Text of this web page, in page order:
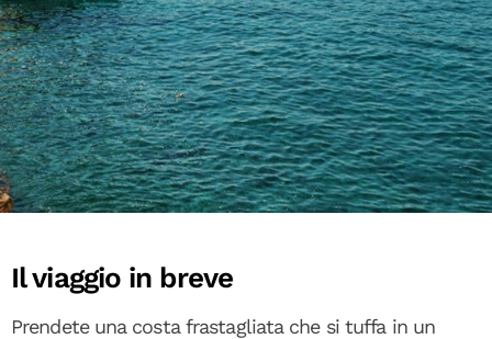
Il viaggio in breve
Prendete una costa frastagliata che si tuffa in un